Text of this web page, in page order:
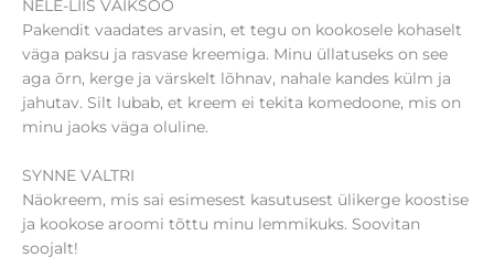
NELE-LIIS VAIKSOO
Pakendit vaadates arvasin, et tegu on kookosele kohaselt
väga paksu ja rasvase kreemiga. Minu üllatuseks on see
aga õrn, kerge ja värskelt lõhnav, nahale kandes külm ja
jahutav. Silt lubab, et kreem ei tekita komedoone, mis on
minu jaoks väga oluline.
SYNNE VALTRI
Näokreem, mis sai esimesest kasutusest ülikerge koostise
ja kookose aroomi tõttu minu lemmikuks. Soovitan
soojalt!